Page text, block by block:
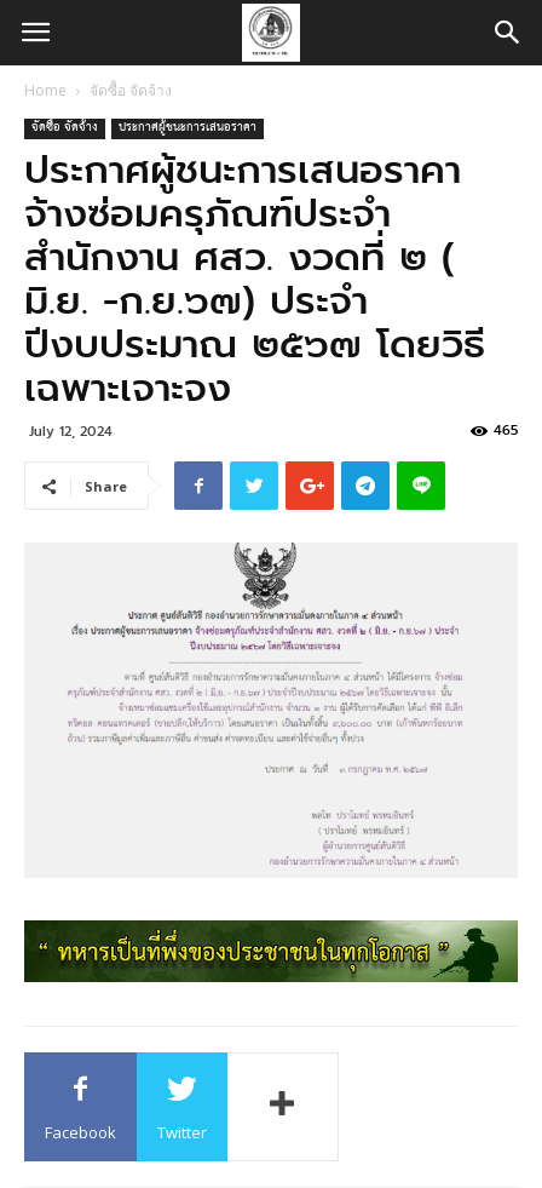
Home จัดซื้อ จัดจ้าง
จัดซื้อ จัดจ้าง ประกาศผู้ชนะการเสนอราคา
ประกาศผู้ชนะการเสนอราคา
จ้างซ่อมครุภัณฑ์ประจำ
สำนักงาน ศสว. งวดที่ ๒ (
มิ.ย. -ก.ย.๖๗) ประจำ
ปีงบประมาณ ๒๕๖๗ โดยวิธี
เฉพาะเจาะจง
July 12, 2024 465
Share
Facebook Twitter